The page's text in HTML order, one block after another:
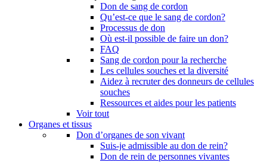
Don de sang de cordon
Qu’est-ce que le sang de cordon?
Processus de don
Où est-il possible de faire un don?
FAQ
Sang de cordon pour la recherche
Les cellules souches et la diversité
Aidez à recruter des donneurs de cellules
souches
Ressources et aides pour les patients
Voir tout
Organes et tissus
Don d’organes de son vivant
Suis-je admissible au don de rein?
Don de rein de personnes vivantes